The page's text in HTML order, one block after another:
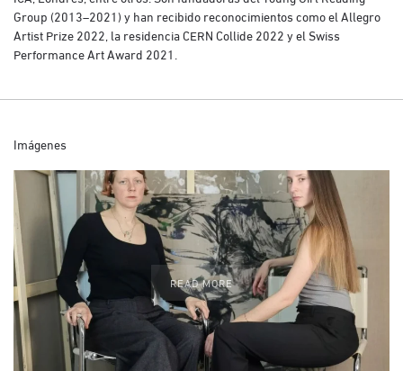
Group (2013–2021) y han recibido reconocimientos como el Allegro
Artist Prize 2022, la residencia CERN Collide 2022 y el Swiss
Performance Art Award 2021.
Imágenes
READ MORE